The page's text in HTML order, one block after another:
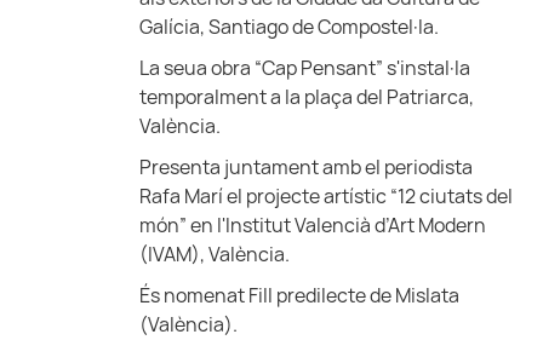
Galícia, Santiago de Compostel·la.
La seua obra “Cap Pensant” s'instal·la
temporalment a la plaça del Patriarca,
València.
Presenta juntament amb el periodista
Rafa Marí el projecte artístic “12 ciutats del
món” en l'Institut Valencià d’Art Modern
(IVAM), València.
És nomenat Fill predilecte de Mislata
(València).